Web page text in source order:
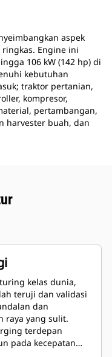
aspek
Engine ini
106 kW (142 hp) di
kebutuhan
traktor pertanian,
kompresor,
pertambangan,
harvester buah, dan
kelas dunia,
teruji dan validasi
dan
raya yang sulit.
terdepan
pada kecepatan